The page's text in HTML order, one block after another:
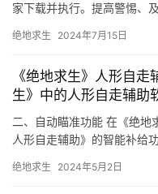
家下载并执行。提高警惕、
绝地求生 2024年7月15日
《绝地求生》人形自
生》中的人形自走辅助
二、自动瞄准功能 在《绝地
人形自走辅助》的智能补给
绝地求生 2024年5月2日